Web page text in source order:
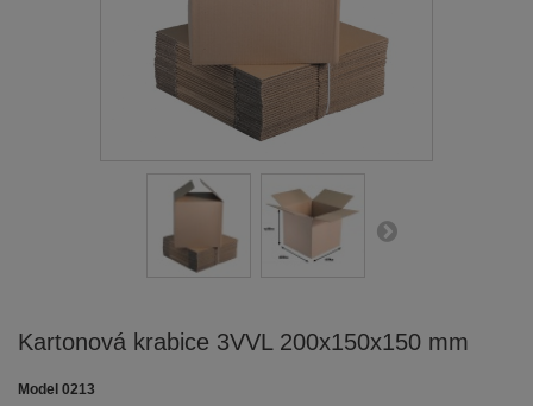
Kartonová krabice 3VVL 200x150x150 mm
Model 0213